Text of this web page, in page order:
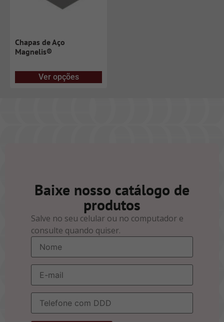
Chapas de Aço
Magnelis®
Ver opções
Baixe nosso catálogo de
produtos
Salve no seu celular ou no computador e
consulte quando quiser.